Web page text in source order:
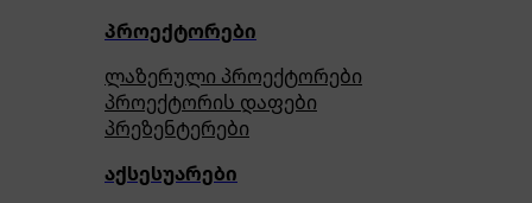
პროექტორები
ლაზერული პროექტორები
პროექტორის დაფები
პრეზენტერები
აქსესუარები